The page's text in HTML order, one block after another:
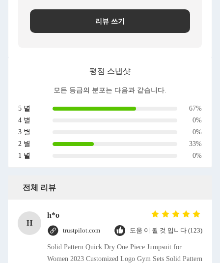
리뷰 쓰기
평점 스냅샷
모든 등급의 분포는 다음과 같습니다.
5 별
67%
4 별
0%
3 별
0%
2 별
33%
1 별
0%
전체 리뷰
H
h*o
trustpilot.com 도움 이 될 것 입니다 (123)
Solid Pattern Quick Dry One Piece Jumpsuit for
Women 2023 Customized Logo Gym Sets Solid Pattern